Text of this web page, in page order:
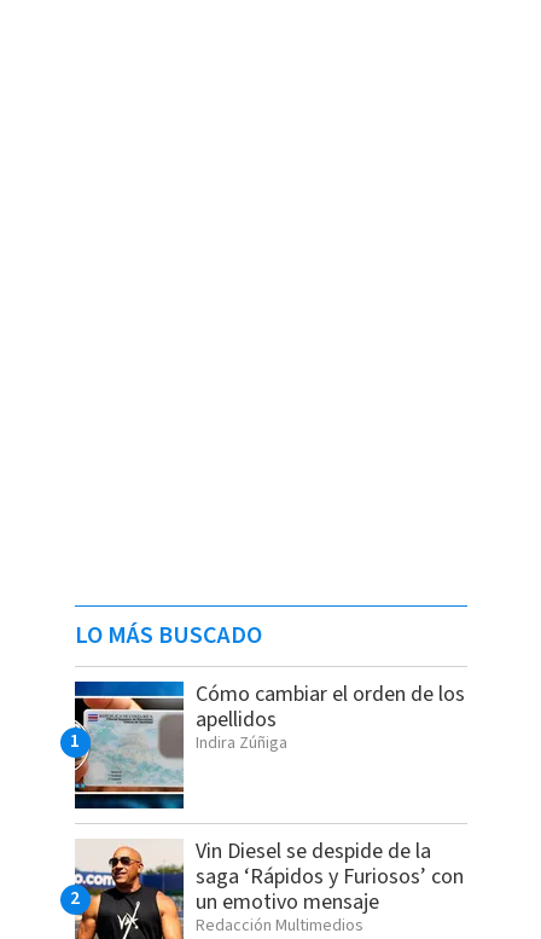
LO MÁS BUSCADO
Cómo cambiar el orden de los
apellidos
Indira Zúñiga
Vin Diesel se despide de la
saga ‘Rápidos y Furiosos’ con
un emotivo mensaje
Redacción Multimedios